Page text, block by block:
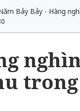
Bảy Bảy - Hàng